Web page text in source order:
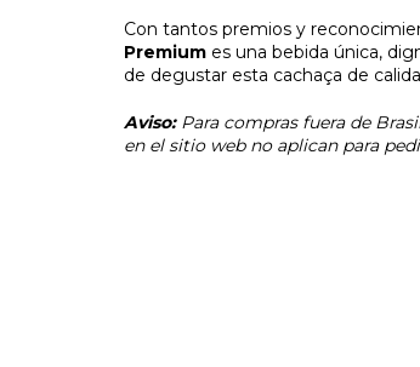
Con tantos premios y
Premium es una bebida única,
de degustar esta cachaça de
Aviso:Para compras fuera de
en el sitio web no aplican para